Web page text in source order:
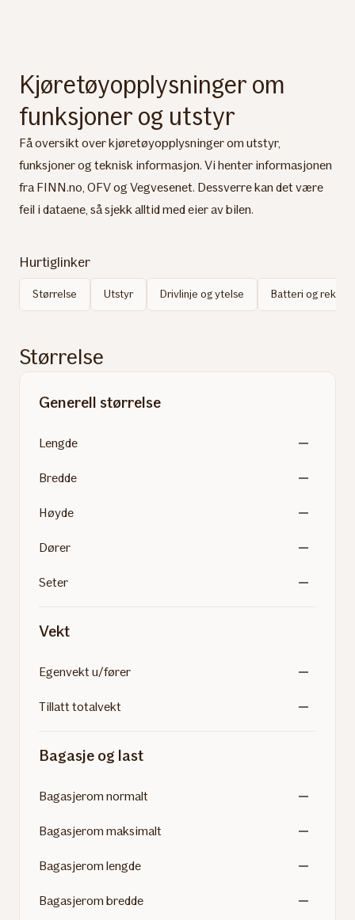
Kjøretøyopplysninger om
funksjoner og utstyr
Få oversikt over kjøretøyopplysninger om utstyr,
funksjoner og teknisk informasjon. Vi henter informasjonen
fra FINN.no, OFV og Vegvesenet. Dessverre kan det være
feil i dataene, så sjekk alltid med eier av bilen.
Hurtiglinker
Størrelse Utstyr Drivlinje og ytelse Batteri og
Størrelse
Generell størrelse
Lengde
Bredde
Høyde
Dører
Seter
Vekt
Egenvekt u/fører
Tillatt totalvekt
Bagasje og last
Bagasjerom normalt
Bagasjerom maksimalt
Bagasjerom lengde
Bagasjerom bredde